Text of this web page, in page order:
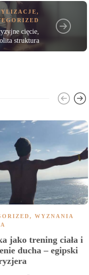
,
cięcie,
struktura
, WYZNANIA
jako trening ciała i
ducha – egipski